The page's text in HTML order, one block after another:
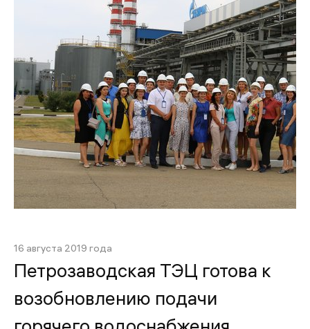
16 августа 2019 года
Петрозаводская ТЭЦ готова к
возобновлению подачи